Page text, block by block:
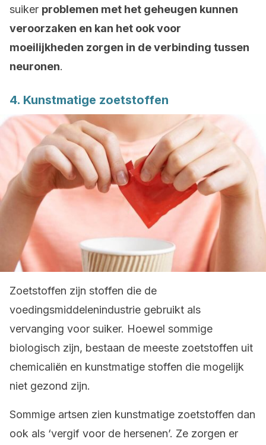
suiker problemen met het geheugen kunnen
veroorzaken en kan het ook voor
moeilijkheden zorgen in de verbinding tussen
neuronen.
4. Kunstmatige zoetstoffen
Zoetstoffen zijn stoffen die de
voedingsmiddelenindustrie gebruikt als
vervanging voor suiker. Hoewel sommige
biologisch zijn, bestaan de meeste zoetstoffen uit
chemicaliën en kunstmatige stoffen die mogelijk
niet gezond zijn.
Sommige artsen zien kunstmatige zoetstoffen dan
ook als ‘vergif voor de hersenen’. Ze zorgen er